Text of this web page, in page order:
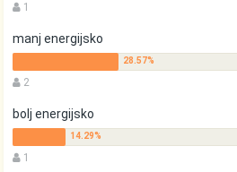
1
manj energijsko
2
bolj energijsko
1